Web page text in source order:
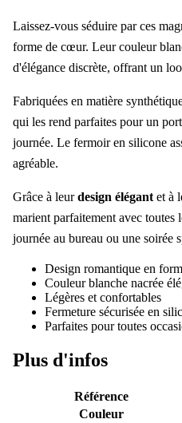
Laissez-vous séduire par ces
forme de cœur. Leur couleur
d'élégance discrète, offrant un
Fabriquées en matière
qui les rend parfaites pour un
journée. Le fermoir en silicone
agréable.
Grâce à leurdesign élégant et à
marient parfaitement avec toutes
journée au bureau ou une soirée
Design romantique en
Couleur blanche nacrée
Légères et confortables
Fermeture sécurisée en
Parfaites pour toutes
Plus d'infos
Référence
Couleur